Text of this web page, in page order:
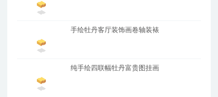
手绘牡丹客厅装饰画卷轴装裱
纯手绘四联幅牡丹富贵图挂画